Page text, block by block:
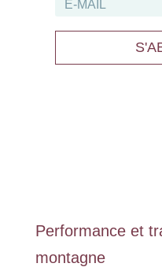
Performance et
montagne